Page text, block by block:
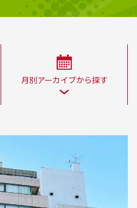
月別アーカイブから探す